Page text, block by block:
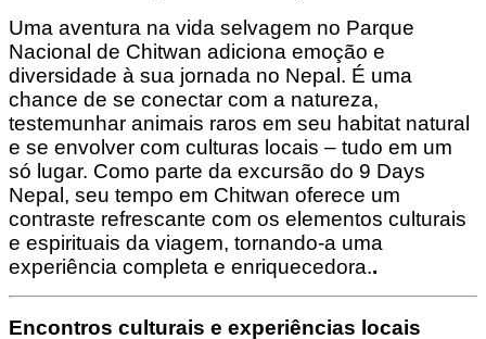
Uma aventura na vida selvagem no Parque
Nacional de Chitwan adiciona emoção e
diversidade à sua jornada no Nepal. É uma
chance de se conectar com a natureza,
testemunhar animais raros em seu habitat natural
e se envolver com culturas locais – tudo em um
só lugar. Como parte da excursão do 9 Days
Nepal, seu tempo em Chitwan oferece um
contraste refrescante com os elementos culturais
e espirituais da viagem, tornando-a uma
experiência completa e enriquecedora..
Encontros culturais e experiências locais